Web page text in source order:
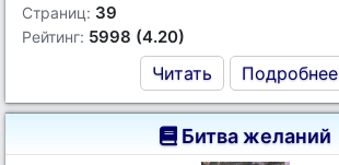
Страниц: 39
Рейтинг: 5998 (4.20)
Читать Подробнее
Битва желаний